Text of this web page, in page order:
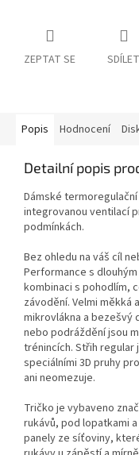
ZEPTAT SE SDÍLET
Popis Hodnocení
Detailní popis
Dámské
integrovanou ventilací
podmínkách.
Bez ohledu na váš cíl
Performance s
kombinaci s pohodlím,
závodění. Velmi měkká
mikrovlákna a bezešvý
nebo podráždění jsou
trénincích. Střih
speciálními 3D pruhy
ani neomezuje.
Tričko je vybaveno
rukávů, pod lopatkami
panely ze síťoviny,